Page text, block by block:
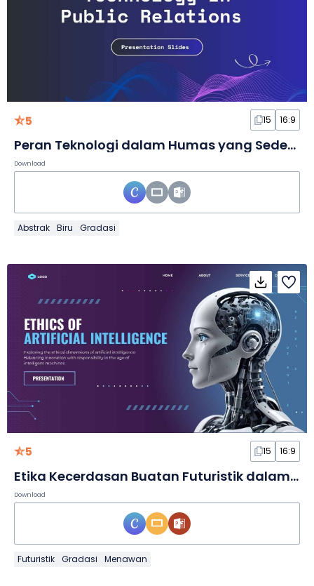
5 15 16:9
Peran Teknologi dalam Humas yang Sederhana dalam Slide
Download
Abstrak Biru Gradasi
5 15 16:9
Etika Kecerdasan Buatan Futuristik dalam Slide
Download
Futuristik Gradasi Menawan